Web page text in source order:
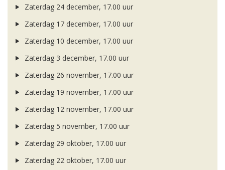
Zaterdag 24 december, 17.00 uur
Zaterdag 17 december, 17.00 uur
Zaterdag 10 december, 17.00 uur
Zaterdag 3 december, 17.00 uur
Zaterdag 26 november, 17.00 uur
Zaterdag 19 november, 17.00 uur
Zaterdag 12 november, 17.00 uur
Zaterdag 5 november, 17.00 uur
Zaterdag 29 oktober, 17.00 uur
Zaterdag 22 oktober, 17.00 uur